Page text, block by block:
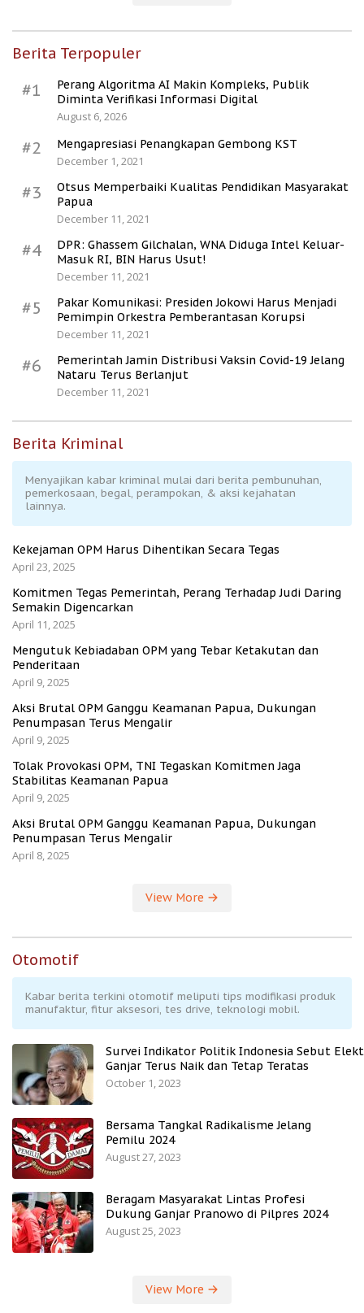
Berita Terpopuler
#1
Perang Algoritma AI Makin Kompleks, Publik
Diminta Verifikasi Informasi Digital
August 6, 2026
#2
Mengapresiasi Penangkapan Gembong KST
December 1, 2021
#3
Otsus Memperbaiki Kualitas Pendidikan Masyarakat
Papua
December 11, 2021
#4
DPR: Ghassem Gilchalan, WNA Diduga Intel Keluar-
Masuk RI, BIN Harus Usut!
December 11, 2021
#5
Pakar Komunikasi: Presiden Jokowi Harus Menjadi
Pemimpin Orkestra Pemberantasan Korupsi
December 11, 2021
#6
Pemerintah Jamin Distribusi Vaksin Covid-19 Jelang
Nataru Terus Berlanjut
December 11, 2021
Berita Kriminal
Menyajikan kabar kriminal mulai dari berita pembunuhan,
pemerkosaan, begal, perampokan, & aksi kejahatan
lainnya.
Kekejaman OPM Harus Dihentikan Secara Tegas
April 23, 2025
Komitmen Tegas Pemerintah, Perang Terhadap Judi Daring
Semakin Digencarkan
April 11, 2025
Mengutuk Kebiadaban OPM yang Tebar Ketakutan dan
Penderitaan
April 9, 2025
Aksi Brutal OPM Ganggu Keamanan Papua, Dukungan
Penumpasan Terus Mengalir
April 9, 2025
Tolak Provokasi OPM, TNI Tegaskan Komitmen Jaga
Stabilitas Keamanan Papua
April 9, 2025
Aksi Brutal OPM Ganggu Keamanan Papua, Dukungan
Penumpasan Terus Mengalir
April 8, 2025
View More
Otomotif
Kabar berita terkini otomotif meliputi tips modifikasi produk
manufaktur, fitur aksesori, tes drive, teknologi mobil.
Survei Indikator Politik Indonesia Sebut
Ganjar Terus Naik dan Tetap Teratas
October 1, 2023
Bersama Tangkal Radikalisme Jelang
Pemilu 2024
August 27, 2023
Beragam Masyarakat Lintas Profesi
Dukung Ganjar Pranowo di Pilpres 2024
August 25, 2023
View More